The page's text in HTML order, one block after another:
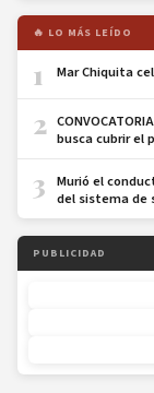
🔥 LO MÁS LEÍDO
1 Mar Chiquita
2 busca cubrir el
3
Murió el
del sistema de
PUBLICIDAD